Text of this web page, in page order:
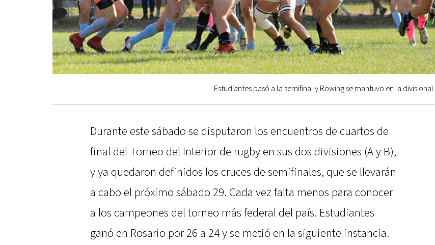
Estudiantes pasó a la semifinal y Rowing se mantuvo en la divisional.
Durante este sábado se disputaron los encuentros de cuartos de
final del Torneo del Interior de rugby en sus dos divisiones (A y B),
y ya quedaron definidos los cruces de semifinales, que se llevarán
a cabo el próximo sábado 29. Cada vez falta menos para conocer
a los campeones del torneo más federal del país. Estudiantes
ganó en Rosario por 26 a 24 y se metió en la siguiente instancia.